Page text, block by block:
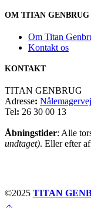
OM TITAN GENBRUG
Om Titan
Kontakt os
KONTAKT
TITAN GENBRUG
Adresse:
Tel: 26 30 00 13
Åbningstider: Alle
undtaget). Eller efter
©2025 TITAN